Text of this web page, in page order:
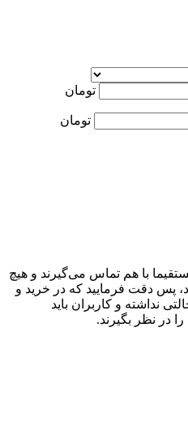
تومان
تومان
با هم تماس می‌گیرند و هیچ
پس دقت فرمایید که در خرید و
نداشته و کاربران باید
در نظر بگیرند.